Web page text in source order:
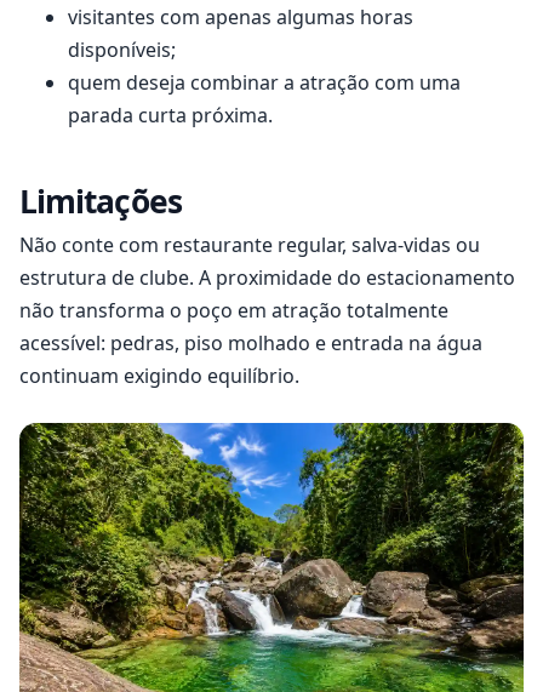
visitantes com apenas algumas horas
disponíveis;
quem deseja combinar a atração com uma
parada curta próxima.
Limitações
Não conte com restaurante regular, salva-vidas ou
estrutura de clube. A proximidade do estacionamento
não transforma o poço em atração totalmente
acessível: pedras, piso molhado e entrada na água
continuam exigindo equilíbrio.